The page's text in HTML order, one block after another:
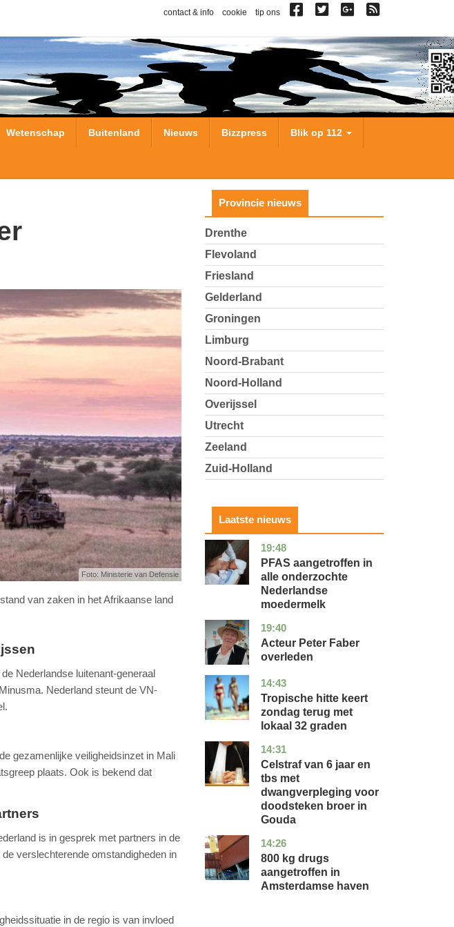
contact & info cookie tip ons
Wetenschap Buitenland Nieuws Bizzpress Blik op 112
Foto: Ministerie van Defensie
van zaken in het Afrikaanse land
Nederlandse luitenant-generaal
Nederland steunt de VN-
gezamenlijke veiligheidsinzet in Mali
plaats. Ook is bekend dat
is in gesprek met partners in de
verslechterende omstandigheden in
in de regio is van invloed
Provincie nieuws
Drenthe
Flevoland
Friesland
Gelderland
Groningen
Limburg
Noord-Brabant
Noord-Holland
Overijssel
Utrecht
Zeeland
Zuid-Holland
Laatste nieuws
19:48
utrecht
gezondheid
PFAS aangetroffen in
alle onderzochte
Nederlandse
moedermelk
19:40
noord-
holland
glossy
Acteur Peter Faber
overleden
14:43
utrecht
nieuws
Tropische hitte keert
zondag terug met
lokaal 32 graden
14:31
zuid-
holland
nieuws
Celstraf van 6 jaar en
tbs met
dwangverpleging voor
doodsteken broer in
Gouda
14:26
noord-
holland
nieuws
800 kg drugs
aangetroffen in
Amsterdamse haven